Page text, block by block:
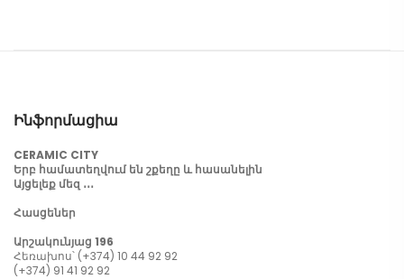
Ինֆորմացիա
CERAMIC CITY
Երբ համատեղվում են շքեղը և հասանելին
Այցելեք մեզ ․․․
Հասցեներ
Արշակունյաց 196
Հեռախոս՝ (+374) 10 44 92 92
(+374) 91 41 92 92